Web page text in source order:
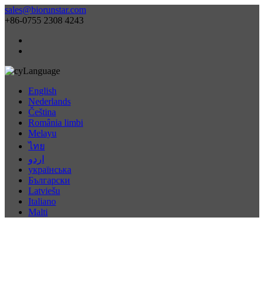
sales@biorunstar.com
+86-0755 2308 4243
Language
English
Nederlands
Čeština
România limbi
Melayu
ไทย
اردو
українська
Български
Latviešu
Italiano
Malti